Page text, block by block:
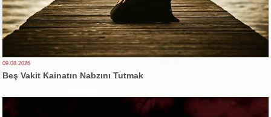
09.08.2026
Beş Vakit Kainatın Nabzını Tutmak